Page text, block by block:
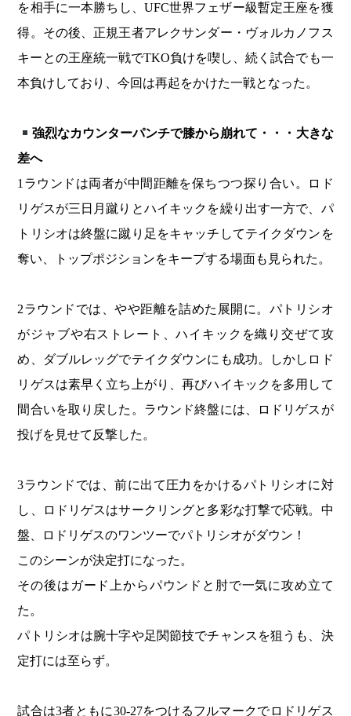
を相手に一本勝ちし、UFC世界フェザー級暫定王座を獲
得。その後、正規王者アレクサンダー・ヴォルカノフス
キーとの王座統一戦でTKO負けを喫し、続く試合でも一
本負けしており、今回は再起をかけた一戦となった。
強烈なカウンターパンチで膝から崩れて・・・大きな
差へ
1ラウンドは両者が中間距離を保ちつつ探り合い。ロド
リゲスが三日月蹴りとハイキックを繰り出す一方で、パ
トリシオは終盤に蹴り足をキャッチしてテイクダウンを
奪い、トップポジションをキープする場面も見られた。
2ラウンドでは、やや距離を詰めた展開に。パトリシオ
がジャブや右ストレート、ハイキックを織り交ぜて攻
め、ダブルレッグでテイクダウンにも成功。しかしロド
リゲスは素早く立ち上がり、再びハイキックを多用して
間合いを取り戻した。ラウンド終盤には、ロドリゲスが
投げを見せて反撃した。
3ラウンドでは、前に出て圧力をかけるパトリシオに対
し、ロドリゲスはサークリングと多彩な打撃で応戦。中
盤、ロドリゲスのワンツーでパトリシオがダウン！
このシーンが決定打になった。
その後はガード上からパウンドと肘で一気に攻め立て
た。
パトリシオは腕十字や足関節技でチャンスを狙うも、決
定打には至らず。
試合は3者ともに30-27をつけるフルマークでロドリゲス